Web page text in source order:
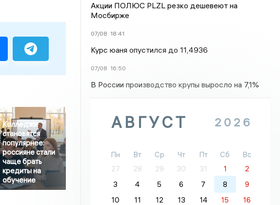
Колледжи
становятся
популярнее:
россияне стали
чаще брать
кредиты на
обучение
Акции ПОЛЮС PLZL резко дешевеют на
Мосбирже
07/08 18:41
Курс юаня опустился до 11,4936
07/08 16:50
В России производство крупы выросло на 7,1%
АВГУСТ 2026
Пн Вт Ср Чт Пт Сб
Вс
27
28 29 30 31 1
2
3
4 5 6 7 8
9
10
11 12 13 14 15
16